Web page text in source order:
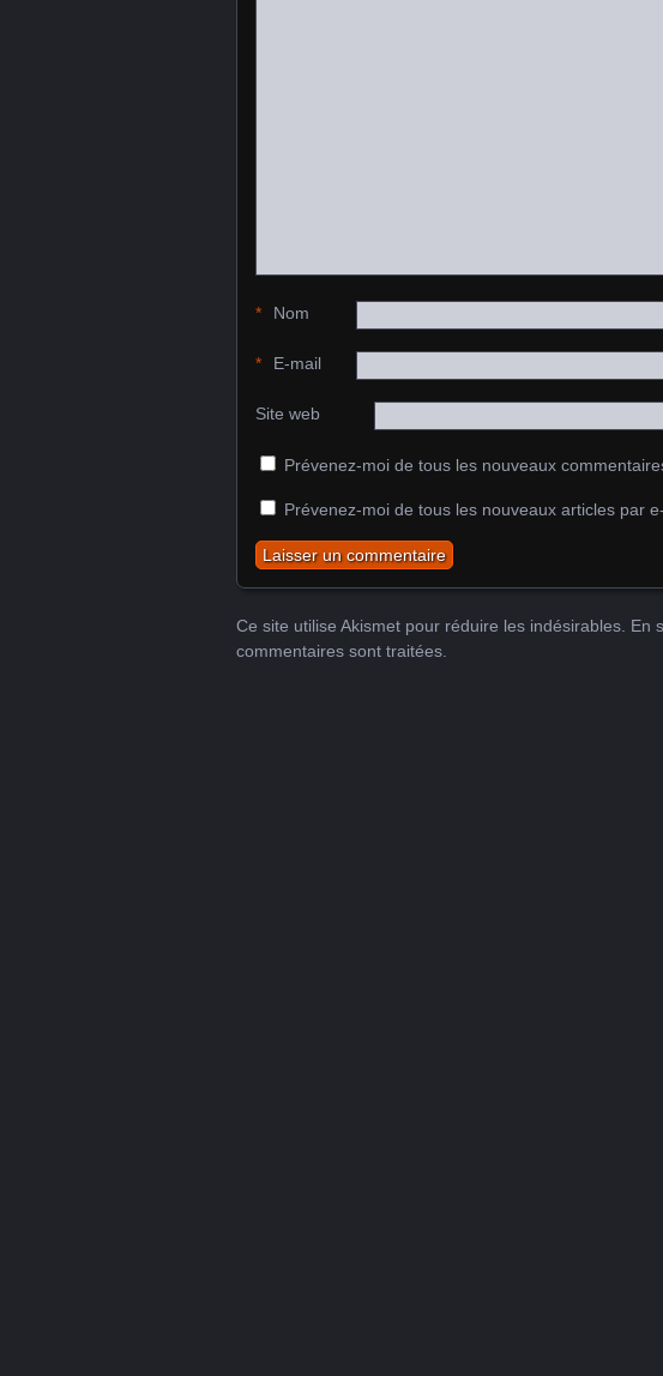
Nom
*
E-mail
*
Site web
Prévenez-moi de tous les nouveaux
Prévenez-moi de tous les nouveaux articles par
Ce site utilise Akismet pour réduire les indésirables. En
commentaires sont traitées.